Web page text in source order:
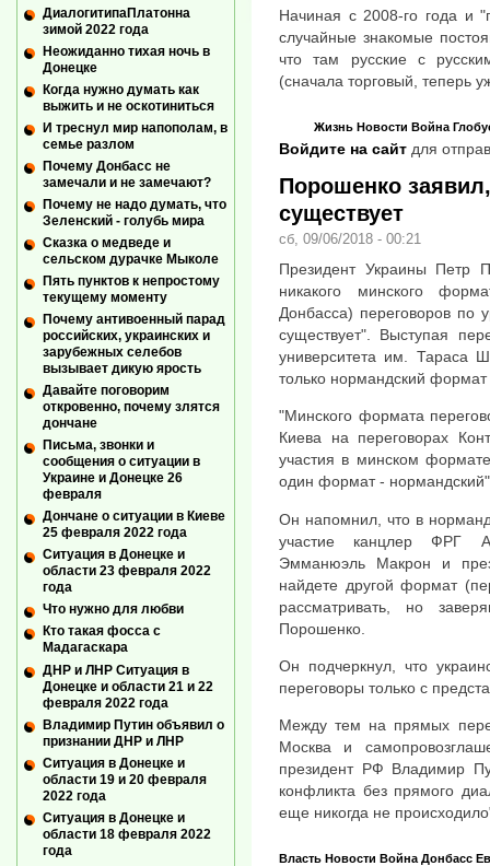
Начиная с 2008-го года и
случайные знакомые
что там русские с
(сначала торговый, теперь
Жизнь Новости Война
Войдите на сайт для
Порошенко
существует
сб, 09/06/2018 - 00:21
Президент Украины Петр
никакого минского
Донбасса) переговоров по
существует". Выступая
университета им. Тараса
только нормандский
"Минского формата
Киева на переговорах
участия в минском
один формат -
Он напомнил, что в
участие канцлер ФРГ
Эмманюэль Макрон и
найдете другой формат
рассматривать, но
Порошенко.
Он подчеркнул, что
переговоры только с
Между тем на прямых
Москва и
президент РФ Владимир
конфликта без прямого
еще никогда не
Власть Новости Война Донбасс
ДиалогитипаПлатонна
зимой 2022 года
Неожиданно тихая ночь в
Донецке
Когда нужно думать как
выжить и не оскотиниться
И треснул мир напополам, в
семье разлом
Почему Донбасс не
замечали и не замечают?
Почему не надо думать, что
Зеленский - голубь мира
Сказка о медведе и
сельском дурачке Мыколе
Пять пунктов к непростому
текущему моменту
Почему антивоенный парад
российских, украинских и
зарубежных селебов
вызывает дикую ярость
Давайте поговорим
откровенно, почему злятся
дончане
Письма, звонки и
сообщения о ситуации в
Украине и Донецке 26
февраля
Дончане о ситуации в Киеве
25 февраля 2022 года
Ситуация в Донецке и
области 23 февраля 2022
года
Что нужно для любви
Кто такая фосса с
Мадагаскара
ДНР и ЛНР Ситуация в
Донецке и области 21 и 22
февраля 2022 года
Владимир Путин объявил о
признании ДНР и ЛНР
Ситуация в Донецке и
области 19 и 20 февраля
2022 года
Ситуация в Донецке и
области 18 февраля 2022
года